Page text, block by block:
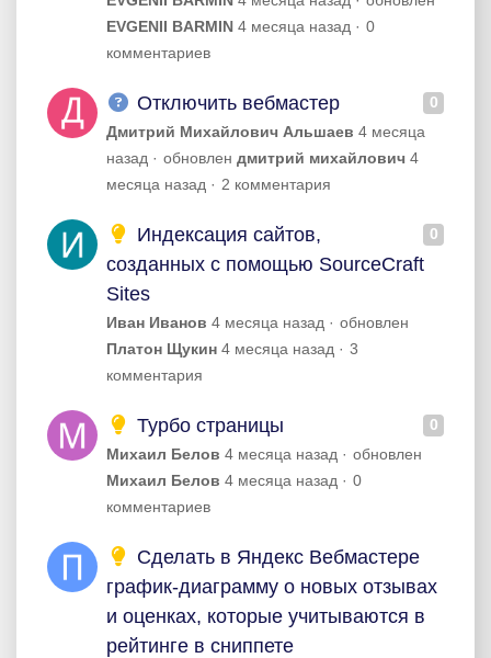
EVGENII BARMIN 4 месяца назад
0
комментариев
0
Отключить вебмастер
Дмитрий Михайлович Альшаев 4 месяца
назад
обновлен дмитрий михайлович 4
месяца назад
2 комментария
0
Индексация сайтов,
созданных с помощью SourceCraft
Sites
Иван Иванов 4 месяца назад
обновлен
Платон Щукин 4 месяца назад
3
комментария
0
Турбо страницы
Михаил Белов 4 месяца назад
обновлен
Михаил Белов 4 месяца назад
0
комментариев
Сделать в Яндекс Вебмастере
график-диаграмму о новых отзывах
и оценках, которые учитываются в
рейтинге в сниппете